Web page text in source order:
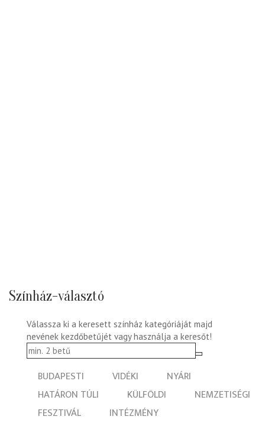
Színház-választó
Válassza ki a keresett színház kategóriáját majd
nevének kezdőbetűjét vagy használja a keresőt!
BUDAPESTI VIDÉKI
NYÁRI
HATÁRON TÚLI
KÜLFÖLDI
NEMZETISÉGI
FESZTIVÁL
INTÉZMÉNY